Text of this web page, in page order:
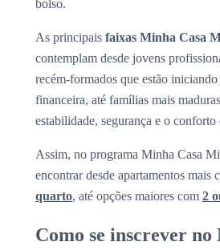
bolso.
As principais faixas Minha Casa
contemplam desde jovens
recém-formados que estão
financeira, até famílias mais
estabilidade, segurança e o
Assim, no programa Minha Casa
encontrar desde apartamentos mais
quarto, até opções maiores com 2
Como se inscrever no